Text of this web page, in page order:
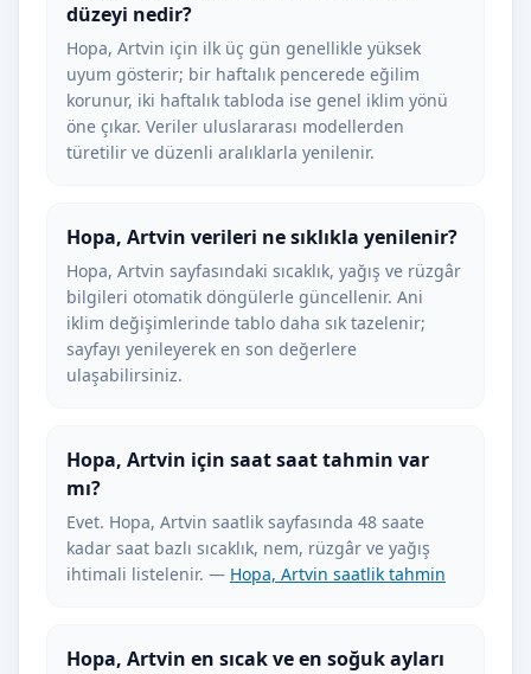
düzeyi nedir?
Hopa, Artvin için ilk üç gün genellikle yüksek
uyum gösterir; bir haftalık pencerede eğilim
korunur, iki haftalık tabloda ise genel iklim yönü
öne çıkar. Veriler uluslararası modellerden
türetilir ve düzenli aralıklarla yenilenir.
Hopa, Artvin verileri ne sıklıkla yenilenir?
Hopa, Artvin sayfasındaki sıcaklık, yağış ve rüzgâr
bilgileri otomatik döngülerle güncellenir. Ani
iklim değişimlerinde tablo daha sık tazelenir;
sayfayı yenileyerek en son değerlere
ulaşabilirsiniz.
Hopa, Artvin için saat saat tahmin var
mı?
Evet. Hopa, Artvin saatlik sayfasında 48 saate
kadar saat bazlı sıcaklık, nem, rüzgâr ve yağış
ihtimali listelenir. — Hopa, Artvin saatlik tahmin
Hopa, Artvin en sıcak ve en soğuk ayları